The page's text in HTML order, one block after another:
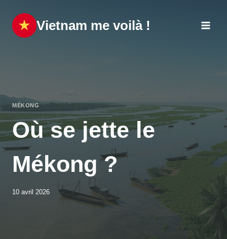
contenu
Vietnam me voilà !
MÉKONG
Où se jette le
Mékong ?
10 avril 2026